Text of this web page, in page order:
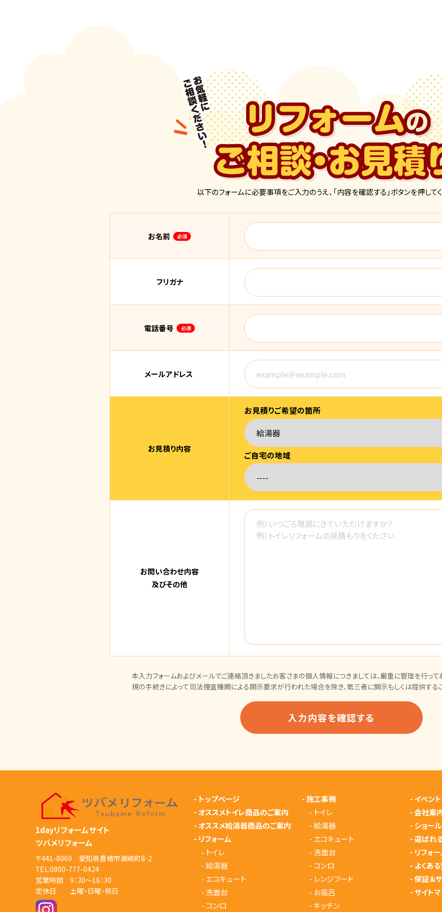
以下のフォームに必要事項をご入力のうえ、「内容を確認する」ボタンを押して
お名前 必須
フリガナ
電話番号 必須
メールアドレス
お見積り内容
お見積りご希望の箇所
ご自宅の地域
お問い合わせ内容
及びその他
本入力フォームおよびメールでご連絡頂きましたお客さまの個人情報につきましては、厳重に管理を行って
規の手続きによって司法捜査機関による開示要求が行われた場合を除き、第三者に開示もしくは提供する
1dayリフォームサイト
ツバメリフォーム
〒441-8069 愛知県豊橋市潮崎町8-2
TEL:0800-777-0424
営業時間 9：30～16：30
定休日 土曜・日曜・祝日
- トップページ
- オススメトイレ商品のご案内
- オススメ給湯器商品のご案内
- リフォーム
- トイレ
-給湯器
- エコキュート
-洗面台
- コンロ
-施工事例
- トイレ
-給湯器
- エコキュート
-洗面台
- コンロ
- レンジフード
- お風呂
-キッチン
- イベン
-会社案
- ショー
-選ばれ
- リフォ
- よくあ
-保証＆
- サイト